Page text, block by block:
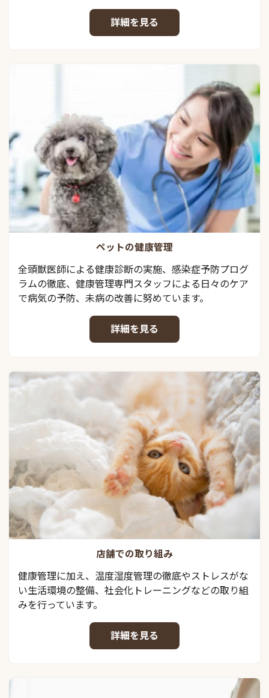
詳細を見る
ペットの健康管理
全頭獣医師による健康診断の実施、感染症予防プログ
ラムの徹底、健康管理専門スタッフによる日々のケア
で病気の予防、未病の改善に努めています。
詳細を見る
店舗での取り組み
健康管理に加え、温度湿度管理の徹底やストレスがな
い生活環境の整備、社会化トレーニングなどの取り組
みを行っています。
詳細を見る